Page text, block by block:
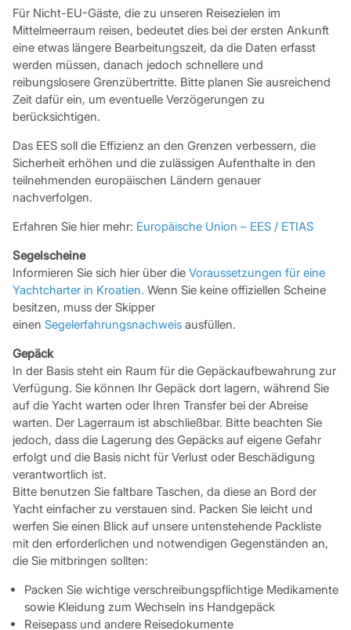
Für Nicht-EU-Gäste, die zu unseren Reisezielen im
Mittelmeerraum reisen, bedeutet dies bei der ersten Ankunft
eine etwas längere Bearbeitungszeit, da die Daten erfasst
werden müssen, danach jedoch schnellere und
reibungslosere Grenzübertritte. Bitte planen Sie ausreichend
Zeit dafür ein, um eventuelle Verzögerungen zu
berücksichtigen.
Das EES soll die Effizienz an den Grenzen verbessern, die
Sicherheit erhöhen und die zulässigen Aufenthalte in den
teilnehmenden europäischen Ländern genauer
nachverfolgen.
Erfahren Sie hier mehr: Europäische Union – EES / ETIAS
Segelscheine
Informieren Sie sich hier über die Voraussetzungen für eine
Yachtcharter in Kroatien. Wenn Sie keine offiziellen Scheine
besitzen, muss der Skipper
einen Segelerfahrungsnachweisausfüllen.
Gepäck
In der Basis steht ein Raum für die Gepäckaufbewahrung zur
Verfügung. Sie können Ihr Gepäck dort lagern, während Sie
auf die Yacht warten oder Ihren Transfer bei der Abreise
warten. Der Lagerraum ist abschließbar. Bitte beachten Sie
jedoch, dass die Lagerung des Gepäcks auf eigene Gefahr
erfolgt und die Basis nicht für Verlust oder Beschädigung
verantwortlich ist.
Bitte benutzen Sie faltbare Taschen, da diese an Bord der
Yacht einfacher zu verstauen sind. Packen Sie leicht und
werfen Sie einen Blick auf unsere untenstehende Packliste
mit den erforderlichen und notwendigen Gegenständen an,
die Sie mitbringen sollten:
Packen Sie wichtige verschreibungspflichtige Medikamente
sowie Kleidung zum Wechseln ins Handgepäck
Reisepass und andere Reisedokumente